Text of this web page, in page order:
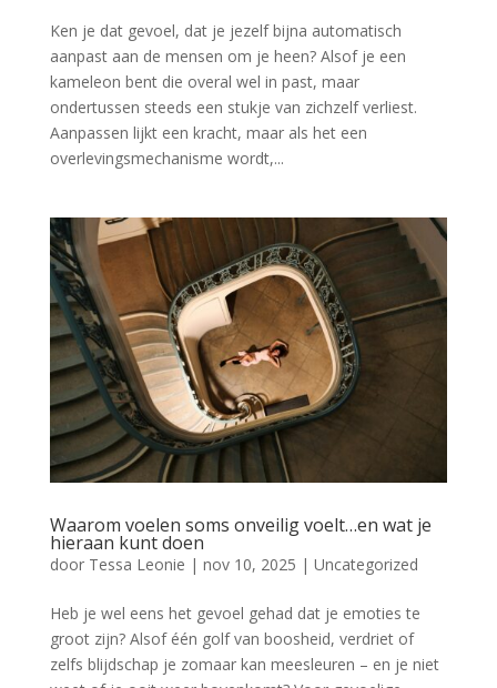
Ken je dat gevoel, dat je jezelf bijna automatisch
aanpast aan de mensen om je heen? Alsof je een
kameleon bent die overal wel in past, maar
ondertussen steeds een stukje van zichzelf verliest.
Aanpassen lijkt een kracht, maar als het een
overlevingsmechanisme wordt,...
Waarom voelen soms onveilig voelt…en wat je
hieraan kunt doen
door Tessa Leonie | nov 10, 2025 | Uncategorized
Heb je wel eens het gevoel gehad dat je emoties te
groot zijn? Alsof één golf van boosheid, verdriet of
zelfs blijdschap je zomaar kan meesleuren – en je niet